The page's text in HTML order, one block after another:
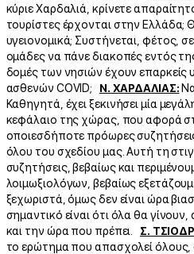
κύριε Χαρδαλιά, κρίνετε
τουρίστες έρχονται στην Ελλάδα;
υγειονομικά; Συστήνεται, φέτος,
ομάδες να πάνε διακοπές εντός
δομές των νησιών έχουν επαρκείς
ασθενών COVID; Ν. ΧΑΡΔΑΛΙΑΣ:
Καθηγητά, έχει ξεκινήσει μία
κεφάλαιο της χώρας, που αφορά
οποιεσδήποτε πρόωρες
όλου του σχεδίου μας. Αυτή τη
συζητήσεις, βεβαίως και
λοιμωξιολόγων, βεβαίως
ξεχωριστά, όμως δεν είναι ώρα
σημαντικό είναι ότι όλα θα
και την ώρα που πρέπει. Σ.
το ερώτημα που απασχολεί όλους,